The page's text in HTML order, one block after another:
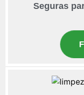
Seguras